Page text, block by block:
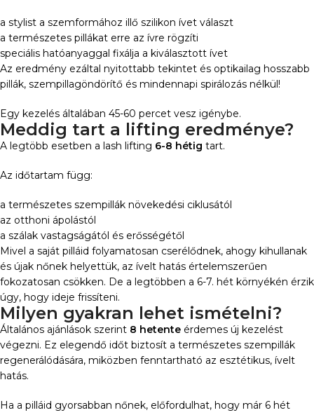
a stylist a szemformához illő szilikon ívet választ
a természetes pillákat erre az ívre rögzíti
speciális hatóanyaggal fixálja a kiválasztott ívet
Az eredmény ezáltal nyitottabb tekintet és optikailag hosszabb
pillák, szempillagöndörítő és mindennapi spirálozás nélkül!
Egy kezelés általában 45-60 percet vesz igénybe.
Meddig tart a lifting eredménye?
A legtöbb esetben a lash lifting 6-8 hétig tart.
Az időtartam függ:
a természetes szempillák növekedési ciklusától
az otthoni ápolástól
a szálak vastagságától és erősségétől
Mivel a saját pilláid folyamatosan cserélődnek, ahogy kihullanak
és újak nőnek helyettük, az ívelt hatás értelemszerűen
fokozatosan csökken. De a legtöbben a 6-7. hét környékén érzik
úgy, hogy ideje frissíteni.
Milyen gyakran lehet ismételni?
Általános ajánlások szerint 8 hetente érdemes új kezelést
végezni. Ez elegendő időt biztosít a természetes szempillák
regenerálódására, miközben fenntartható az esztétikus, ívelt
hatás.
Ha a pilláid gyorsabban nőnek, előfordulhat, hogy már 6 hét